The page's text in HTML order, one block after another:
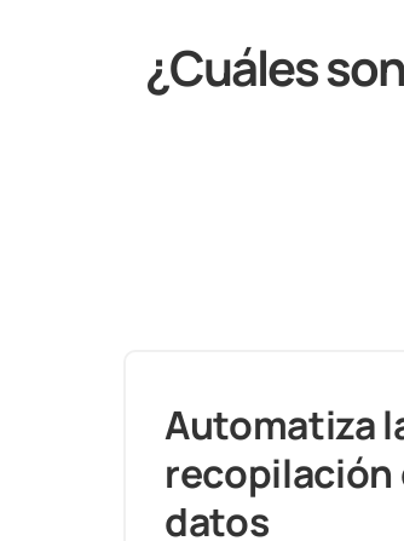
¿Cuáles
Automatiza
recopilación
datos